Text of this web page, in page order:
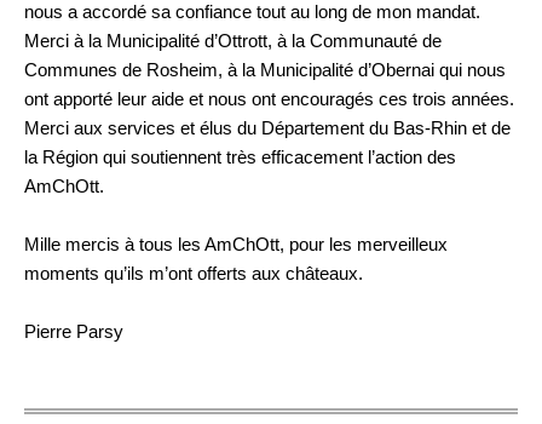
nous a accordé sa confiance tout au long de mon mandat.
Merci à la Municipalité d’Ottrott, à la Communauté de
Communes de Rosheim, à la Municipalité d’Obernai qui nous
ont apporté leur aide et nous ont encouragés ces trois années.
Merci aux services et élus du Département du Bas-Rhin et de
la Région qui soutiennent très efficacement l’action des
AmChOtt.
Mille mercis à tous les AmChOtt, pour les merveilleux
moments qu’ils m’ont offerts aux châteaux.
Pierre Parsy